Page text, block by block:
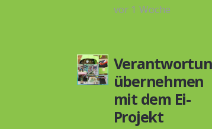
vor 1 Woche
übernehmen
mit dem Ei-
Projekt